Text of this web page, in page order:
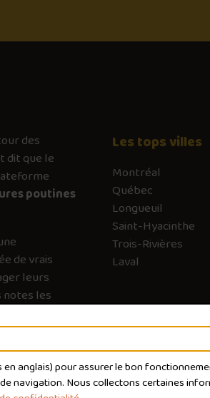
en anglais) pour assurer le bon
navigation. Nous collectons certaines
des
dit que le
poutines
de vrais
leurs
les
vers les
détour.
Les tops villes
Montréal
Québec
Longueuil
Saint-Hyacinthe
Trois-Rivières
Laval